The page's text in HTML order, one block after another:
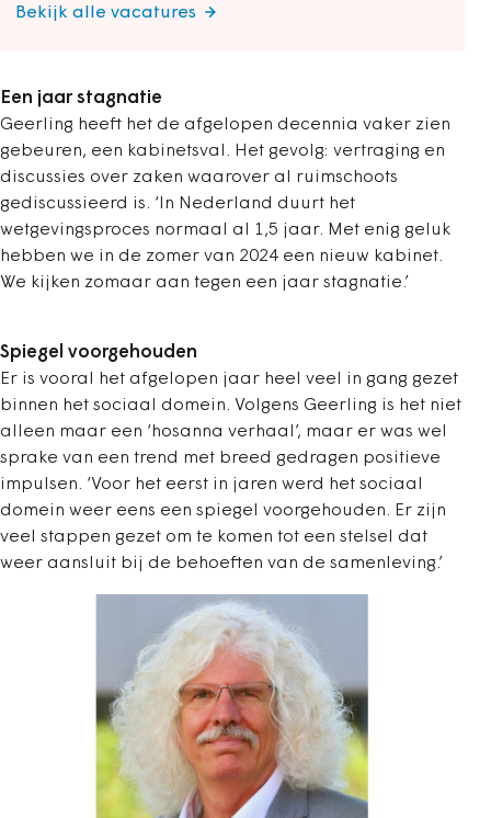
Bekijk alle vacatures
Een jaar stagnatie
Geerling heeft het de afgelopen decennia vaker zien
gebeuren, een kabinetsval. Het gevolg: vertraging en
discussies over zaken waarover al ruimschoots
gediscussieerd is. ‘In Nederland duurt het
wetgevingsproces normaal al 1,5 jaar. Met enig geluk
hebben we in de zomer van 2024 een nieuw kabinet.
We kijken zomaar aan tegen een jaar stagnatie.’
Spiegel voorgehouden
Er is vooral het afgelopen jaar heel veel in gang gezet
binnen het sociaal domein. Volgens Geerling is het niet
alleen maar een ‘hosanna verhaal’, maar er was wel
sprake van een trend met breed gedragen positieve
impulsen. ‘Voor het eerst in jaren werd het sociaal
domein weer eens een spiegel voorgehouden. Er zijn
veel stappen gezet om te komen tot een stelsel dat
weer aansluit bij de behoeften van de samenleving.’